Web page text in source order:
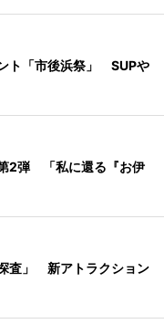
ト「市後浜祭」 SUPや
2弾 「私に還る『お伊
査」 新アトラクション